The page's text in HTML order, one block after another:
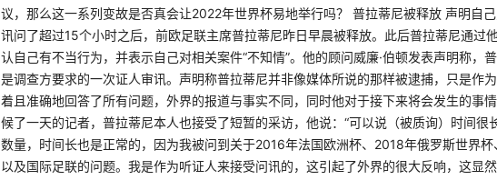
议，那么这一系列变故是否真会让2022年世界杯易地举行吗？ 普拉蒂尼被释放 声明自
讯问了超过15个小时之后，前欧足联主席普拉蒂尼昨日早晨被释放。此后普拉蒂尼通过
认自己有不当行为，并表示自己对相关案件“不知情”。他的顾问威廉·伯顿发表声明称，
是调查方要求的一次证人审讯。声明称普拉蒂尼并非像媒体所说的那样被逮捕，只是作
着且准确地回答了所有问题，外界的报道与事实不同，同时他对于接下来将会发生的事
候了一天的记者，普拉蒂尼本人也接受了短暂的采访，他说：“可以说（被质询）时间很
数量，时间长也是正常的，因为我被问到关于2016年法国欧洲杯、2018年俄罗斯世界
以及国际足联的问题。我是作为听证人来接受问讯的，这引起了外界的很大反响，这显然